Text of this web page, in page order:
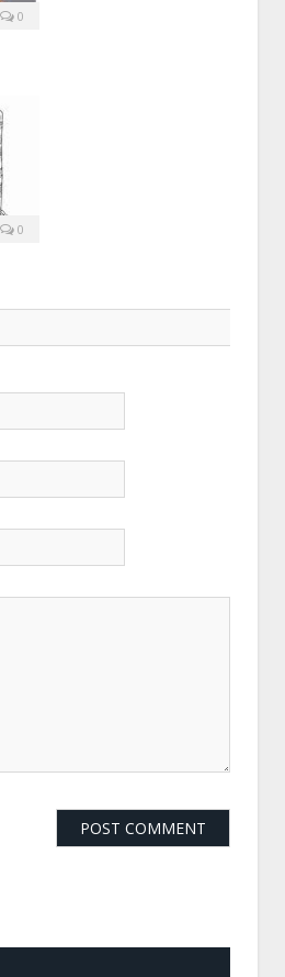
0
0